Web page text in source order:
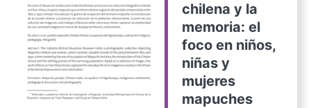
chilena y la
memoria: el
foco en niños,
niñas y
mujeres
mapuches